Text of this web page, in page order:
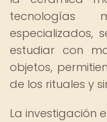
tecnologías
especializados,
estudiar con
objetos,
de los rituales y
La investigación